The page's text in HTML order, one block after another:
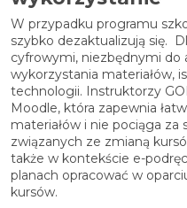
W przypadku programu
szybko dezaktualizują się.
cyfrowymi, niezbędnymi do
wykorzystania materiałów,
technologii. Instruktorzy
Moodle, która zapewnia
materiałów i nie pociąga
związanych ze zmianą
także w kontekście e-
planach opracować w
kursów.